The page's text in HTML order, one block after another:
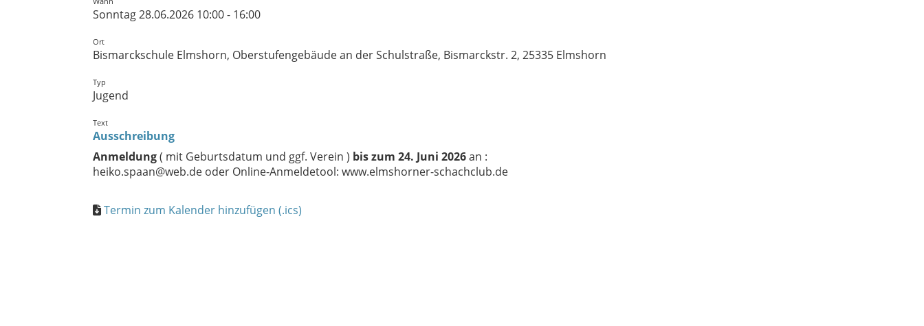
Sonntag 28.06.2026 10:00 - 16:00
Ort
Bismarckschule Elmshorn, Oberstufengebäude an der Schulstraße, Bismarckstr. 2, 25335 Elmshorn
Typ
Jugend
Text
Ausschreibung
Anmeldung( mit Geburtsdatum und ggf. Verein ) bis zum 24. Juni 2026an :
heiko.spaan@web.de oder Online-Anmeldetool: www.elmshorner-schachclub.de
Termin zum Kalender hinzufügen (.ics)